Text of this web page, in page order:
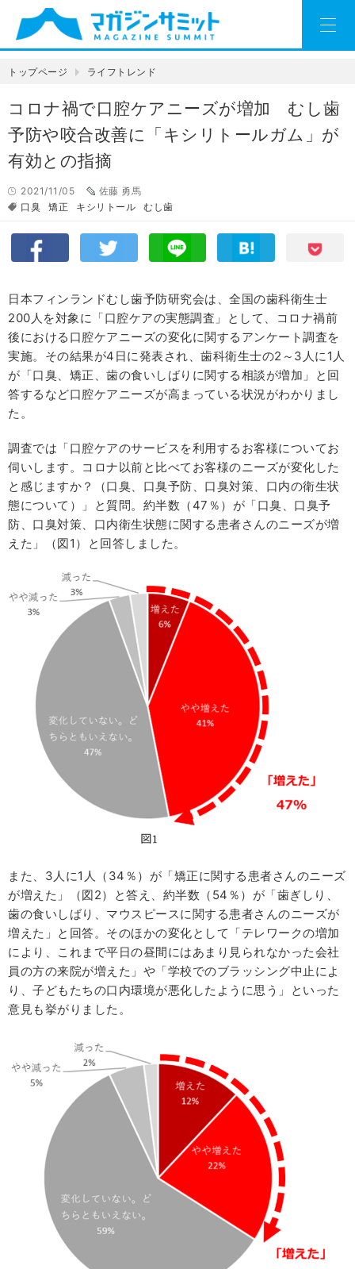
トップページ ライフトレンド
コロナ禍で口腔ケアニーズが増加 むし歯
予防や咬合改善に「キシリトールガム」が
有効との指摘
2021/11/05
佐藤 勇馬
口臭
矯正 キシリトール むし歯
日本フィンランドむし歯予防研究会は、全国の歯科衛生士
200人を対象に「口腔ケアの実態調査」として、コロナ禍前
後における口腔ケアニーズの変化に関するアンケート調査を
実施。その結果が4日に発表され、歯科衛生士の2～3人に1人
が「口臭、矯正、歯の食いしばりに関する相談が増加」と回
答するなど口腔ケアニーズが高まっている状況がわかりまし
た。
調査では「口腔ケアのサービスを利用するお客様についてお
伺いします。コロナ以前と比べてお客様のニーズが変化した
と感じますか？（口臭、口臭予防、口臭対策、口内の衛生状
態について）」と質問。約半数（47％）が「口臭、口臭予
防、口臭対策、口内衛生状態に関する患者さんのニーズが増
えた」（図1）と回答しました。
また、3人に1人（34％）が「矯正に関する患者さんのニーズ
が増えた」（図2）と答え、約半数（54％）が「歯ぎしり、
歯の食いしばり、マウスピースに関する患者さんのニーズが
増えた」と回答。そのほかの変化として「テレワークの増加
により、これまで平日の昼間にはあまり見られなかった会社
員の方の来院が増えた」や「学校でのブラッシング中止によ
り、子どもたちの口内環境が悪化したように思う」といった
意見も挙がりました。